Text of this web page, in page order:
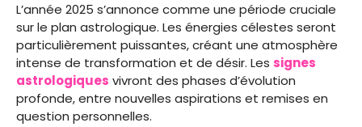
L’année 2025 s’annonce comme une période cruciale
sur le plan astrologique. Les énergies célestes seront
particulièrement puissantes, créant une atmosphère
intense de transformation et de désir. Les signes
astrologiques vivront des phases d’évolution
profonde, entre nouvelles aspirations et remises en
question personnelles.